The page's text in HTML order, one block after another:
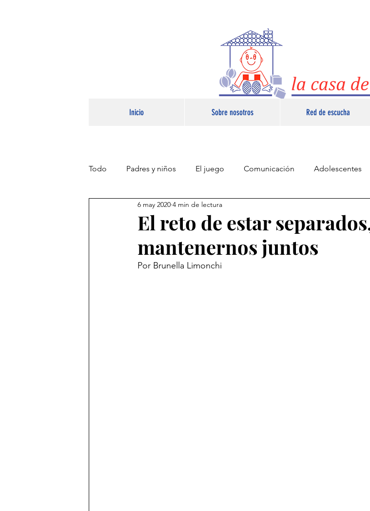
Inicio Sobre nosotros Red de escucha
Todo Padres y niños El juego Comunicación Adolescentes
El reto de estar
mantenernos juntos
6 may 2020 4 min de lectura
Por Brunella Limonchi